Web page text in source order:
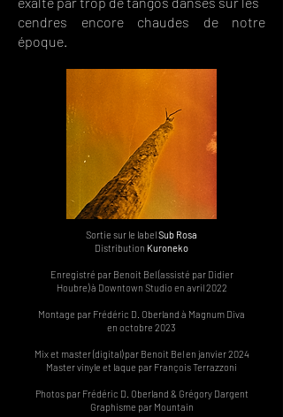
cendres encore chaudes de notre
époque.
Sortie sur le labelSub Rosa
Distribution Kuroneko
Enregistré par Benoit Bel (assisté par Didier
Houbre) à Downtown Studio en avril 2022
Montage par Frédéric D. Oberland à Magnum Diva
en octobre 2023
Mix et master (digital) par Benoit Bel en janvier 2024
Master vinyle et laque par François Terrazzoni
Photos par Frédéric D. Oberland & Grégory Dargent
Graphisme par Mountain